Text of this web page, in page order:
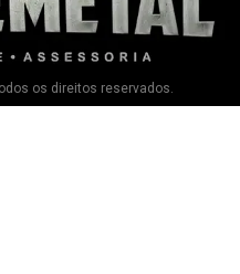
os direitos reservados.